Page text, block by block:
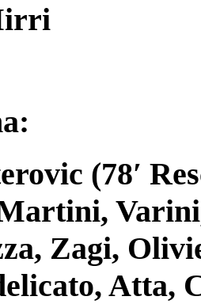
(78′
Zagi,
Atta,